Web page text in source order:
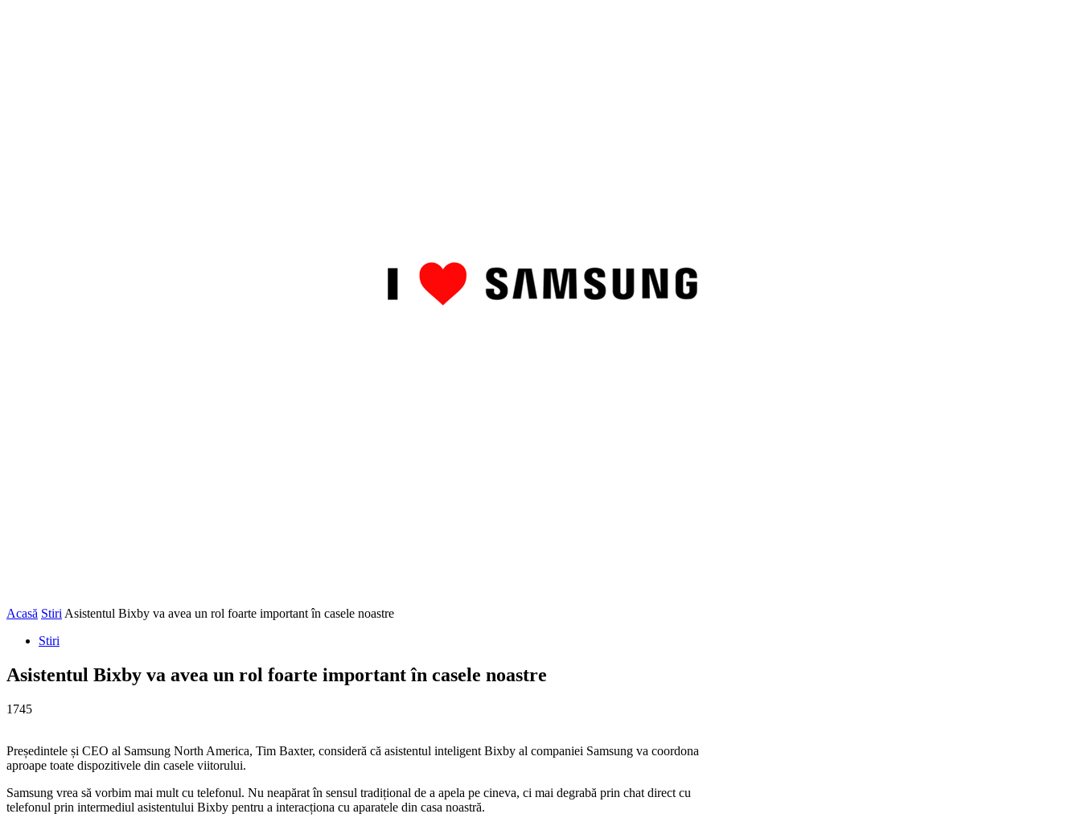
Acasă Stiri Asistentul Bixby va avea un rol foarte important în casele noastre
Stiri
Asistentul Bixby va avea un rol foarte important în casele noastre
1745
Președintele și CEO al Samsung North America, Tim Baxter, consideră că asistentul inteligent Bixby al companiei Samsung va coordona
aproape toate dispozitivele din casele viitorului.
Samsung vrea să vorbim mai mult cu telefonul. Nu neapărat în sensul tradițional de a apela pe cineva, ci mai degrabă prin chat direct cu
telefonul prin intermediul asistentului Bixby pentru a interacționa cu aparatele din casa noastră.